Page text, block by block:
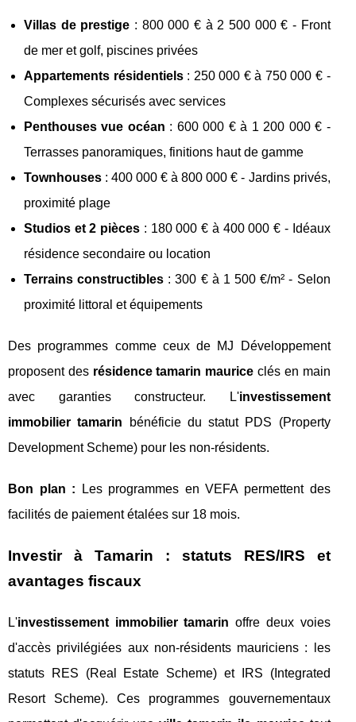
Villas de prestige : 800 000 € à 2 500 000 € - Front
de mer et golf, piscines privées
Appartements résidentiels: 250 000 € à 750 000 € -
Complexes sécurisés avec services
Penthouses vue océan : 600 000 € à 1 200 000 € -
Terrasses panoramiques, finitions haut de gamme
Townhouses : 400 000 € à 800 000 € - Jardins privés,
proximité plage
Studios et 2 pièces : 180 000 € à 400 000 € - Idéaux
résidence secondaire ou location
Terrains constructibles : 300 € à 1 500 €/m² - Selon
proximité littoral et équipements
Des programmes comme ceux de MJ Développement
proposent des résidence tamarin maurice clés en main
avec garanties constructeur. L'investissement
immobilier tamarin bénéficie du statut PDS (Property
Development Scheme) pour les non-résidents.
Bon plan : Les programmes en VEFA permettent des
facilités de paiement étalées sur 18 mois.
Investir à Tamarin : statuts RES/IRS et
avantages fiscaux
L'investissement immobilier tamarin offre deux voies
d'accès privilégiées aux non-résidents mauriciens : les
statuts RES (Real Estate Scheme) et IRS (Integrated
Resort Scheme). Ces programmes gouvernementaux